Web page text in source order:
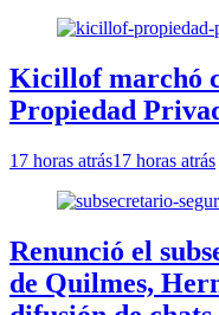
Kicillof marchó
Propiedad
17 horas atrás17 horas atrás
Renunció el
de Quilmes,